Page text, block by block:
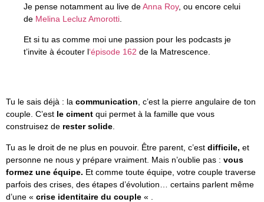
Je pense notamment au live deAnna Roy, ou encore celui
de Melina Lecluz Amorotti
Et si tu as comme moi une passion pour les podcasts je
t’invite à écouter l‘épisode 162 de la Matrescence.
Tu le sais déjà : la communication, c’est la pierre angulaire de ton
couple. C’est le ciment qui permet à la famille que vous
construisez de rester solide.
Tu as le droit de ne plus en pouvoir. Être parent, c’est difficile, et
personne ne nous y prépare vraiment. Mais n’oublie pas : vous
formez une équipe. Et comme toute équipe, votre couple traverse
parfois des crises, des étapes d’évolution… certains parlent même
d’une « crise identitaire du couple « .